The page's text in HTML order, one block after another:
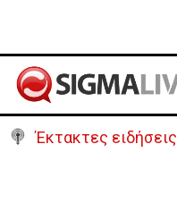
Έκτακτες ειδήσεις